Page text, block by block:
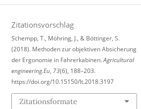
Zitationsvorschlag
Schempp, T., Möhring, J., & Böttinger, S.
(2018). Methoden zur objektiven Absicherung
der Ergonomie in Fahrerkabinen.Agricultural
engineering.Eu, 73(6), 188–203.
https://doi.org/10.15150/lt.2018.3197
Zitationsformate